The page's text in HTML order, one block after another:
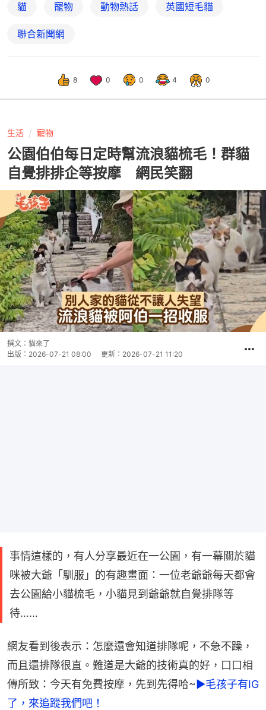
貓 寵物 動物熱話 英國短毛貓
聯合新聞網
8 0 0 4 0
生活 寵物
公園伯伯每日定時幫流浪貓梳毛！群貓
自覺排排企等按摩 網民笑翻
撰文： 貓來了
出版： 2026-07-21 08:00 更新： 2026-07-21 11:20
事情這樣的，有人分享最近在一公園，有一幕關於貓
咪被大爺「馴服」的有趣畫面：一位老爺爺每天都會
去公園給小貓梳毛，小貓見到爺爺就自覺排隊等
待……
網友看到後表示：怎麼還會知道排隊呢，不急不躁，
而且還排隊很直。難道是大爺的技術真的好，口口相
傳所致：今天有免費按摩，先到先得哈~►毛孩子有IG
了，來追蹤我們吧！